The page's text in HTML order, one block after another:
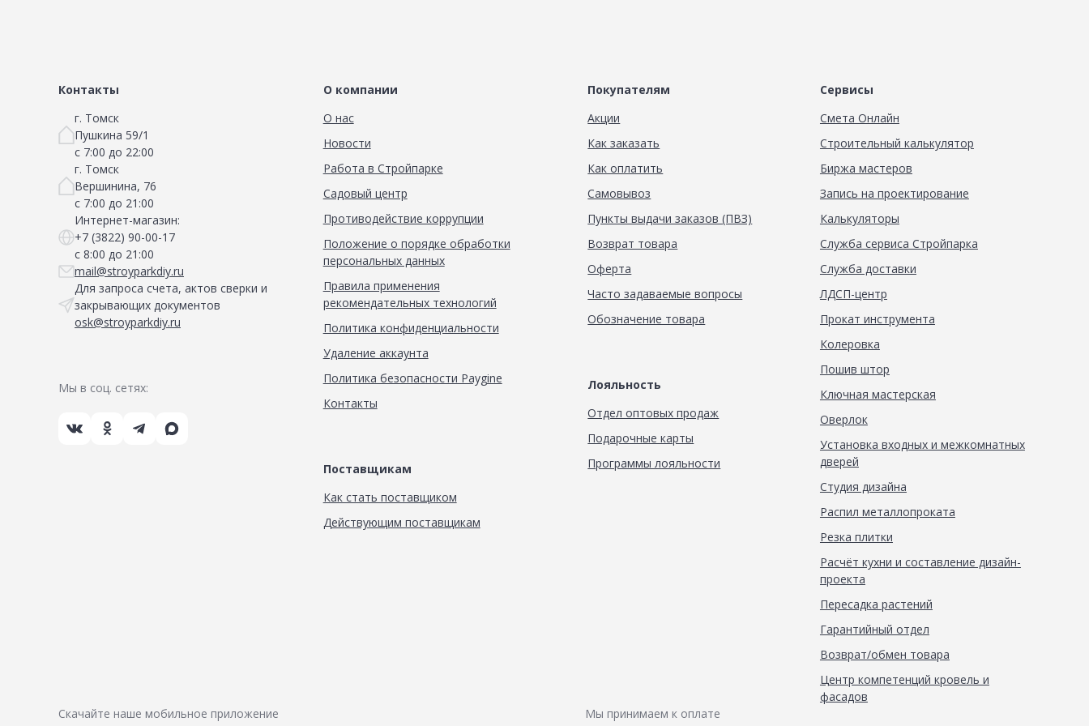
Контакты
г. Томск
Пушкина 59/1
с 7:00 до 22:00
г. Томск
Вершинина, 76
с 7:00 до 21:00
Интернет-магазин:
+7 (3822) 90-00-17
с 8:00 до 21:00
mail@stroyparkdiy.ru
Для запроса счета, актов сверки и
закрывающих документов
osk@stroyparkdiy.ru
Мы в соц. сетях:
О компании
О нас
Новости
Работа в Стройпарке
Садовый центр
Противодействие коррупции
Положение о порядке обработки
персональных данных
Правила применения
рекомендательных технологий
Политика конфиденциальности
Удаление аккаунта
Политика безопасности Paygine
Контакты
Поставщикам
Как стать поставщиком
Действующим поставщикам
Покупателям
Акции
Как заказать
Как оплатить
Самовывоз
Пункты выдачи заказов (ПВЗ)
Возврат товара
Оферта
Часто задаваемые вопросы
Обозначение товара
Лояльность
Отдел оптовых продаж
Подарочные карты
Программы лояльности
Сервисы
Смета Онлайн
Строительный калькулятор
Биржа мастеров
Запись на проектирование
Калькуляторы
Служба сервиса Стройпарка
Служба доставки
ЛДСП-центр
Прокат инструмента
Колеровка
Пошив штор
Ключная мастерская
Оверлок
Установка входных и межкомнатных
дверей
Студия дизайна
Распил металлопроката
Резка плитки
Расчёт кухни и составление дизайн-
проекта
Пересадка растений
Гарантийный отдел
Возврат/обмен товара
Центр компетенций кровель и
фасадов
Скачайте наше мобильное приложение
Мы принимаем к оплате